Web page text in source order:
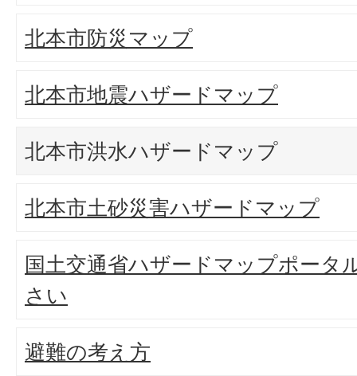
北本市防災マップ
北本市地震ハザードマップ
北本市洪水ハザードマップ
北本市土砂災害ハザードマップ
国土交通省ハザードマップポータ
さい
避難の考え方